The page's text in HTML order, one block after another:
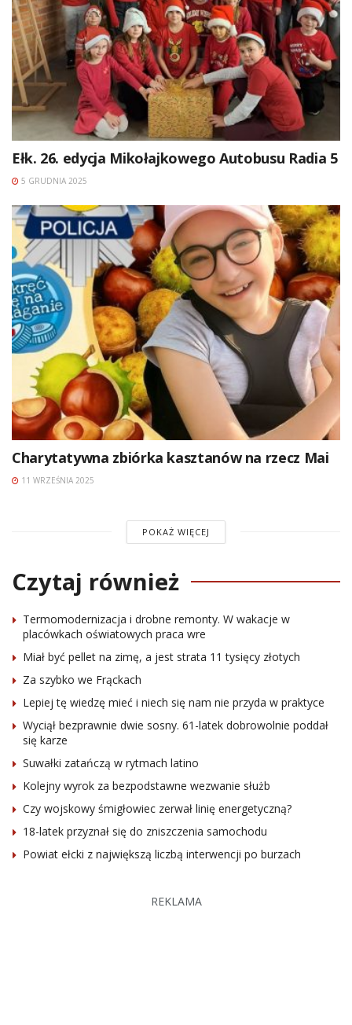
Ełk. 26. edycja Mikołajkowego Autobusu Radia 5
5 GRUDNIA 2025
Charytatywna zbiórka kasztanów na rzecz Mai
11 WRZEŚNIA 2025
POKAŻ WIĘCEJ
Czytaj również
Termomodernizacja i drobne remonty. W wakacje w
placówkach oświatowych praca wre
Miał być pellet na zimę, a jest strata 11 tysięcy złotych
Za szybko we Frąckach
Lepiej tę wiedzę mieć i niech się nam nie przyda w praktyce
Wyciął bezprawnie dwie sosny. 61-latek dobrowolnie poddał
się karze
Suwałki zatańczą w rytmach latino
Kolejny wyrok za bezpodstawne wezwanie służb
Czy wojskowy śmigłowiec zerwał linię energetyczną?
18-latek przyznał się do zniszczenia samochodu
Powiat ełcki z największą liczbą interwencji po burzach
REKLAMA